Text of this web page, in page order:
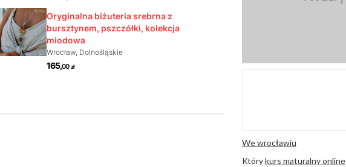
We wrocławiu
Którykurs maturalny online